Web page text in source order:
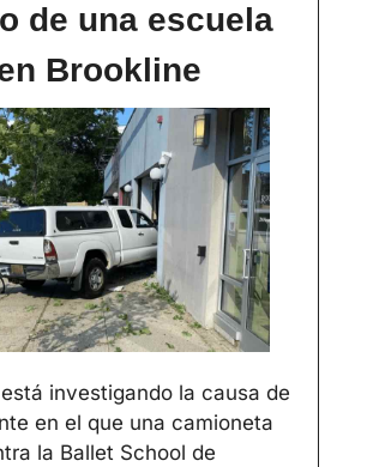
de una escuela
Brookline
investigando la causa de
en el que una camioneta
la Ballet School de